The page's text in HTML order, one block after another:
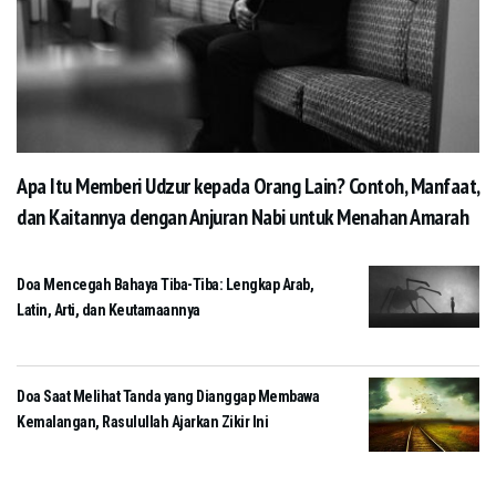
Apa Itu Memberi Udzur kepada Orang Lain? Contoh, Manfaat,
dan Kaitannya dengan Anjuran Nabi untuk Menahan Amarah
Doa Mencegah Bahaya Tiba-Tiba: Lengkap Arab,
Latin, Arti, dan Keutamaannya
Doa Saat Melihat Tanda yang Dianggap Membawa
Kemalangan, Rasulullah Ajarkan Zikir Ini